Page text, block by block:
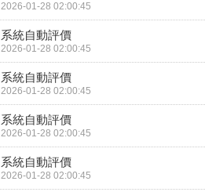
2026-01-28 02:00:45
系統自動評價
2026-01-28 02:00:45
系統自動評價
2026-01-28 02:00:45
系統自動評價
2026-01-28 02:00:45
系統自動評價
2026-01-28 02:00:45